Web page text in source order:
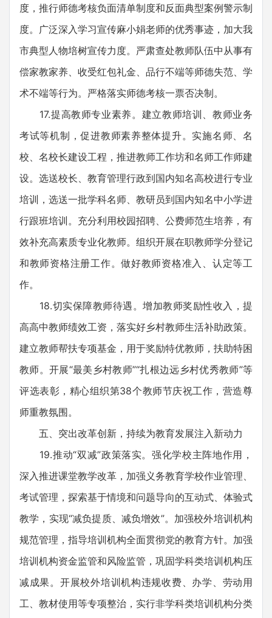
度，推行师德考核负面清单制度和反面典型案例警示制
度。广泛深入学习宣传麻小娟老师的优秀事迹，加大我
市典型人物培树宣传力度。严肃查处教师队伍中从事有
偿家教家养、收受红包礼金、品行不端等师德失范、学
术不端等行为。严格落实师德考核一票否决制。
17.提高教师专业素养。建立教师培训、教师业务
考试等机制，促进教师素养整体提升。实施名师、名
校、名校长建设工程，推进教师工作坊和名师工作师建
设。选送校长、教育管理行政到国内知名高校进行专业
培训，选送一批学科名师、教研员到国内知名中小学进
行跟班培训。充分利用校园招聘、公费师范生培养，有
效补充高素质专业化教师。组织开展在职教师学分登记
和教师资格注册工作。做好教师资格准入、认定等工
作。
18.切实保障教师待遇。增加教师奖励性收入，提
高高中教师绩效工资，落实好乡村教师生活补助政策。
建立教师帮扶专项基金，用于奖励特优教师，扶助特困
教师。开展“最美乡村教师”“扎根边远乡村优秀教师”等
评选表彰，精心组织第38个教师节庆祝工作，营造尊
师重教氛围。
五、突出改革创新，持续为教育发展注入新动力
19.推动“双减”政策落实。强化学校主阵地作用，
深入推进课堂教学改革，加强义务教育学校作业管理、
考试管理，探索基于情境和问题导向的互动式、体验式
教学，实现“减负提质、减负增效”。加强校外培训机构
规范管理，指导培训机构全面贯彻党的教育方针。加强
培训机构资金监管和风险监管，巩固学科类培训机构压
减成果。开展校外培训机构违规收费、办学、劳动用
工、教材使用等专项整治，实行非学科类培训机构分类